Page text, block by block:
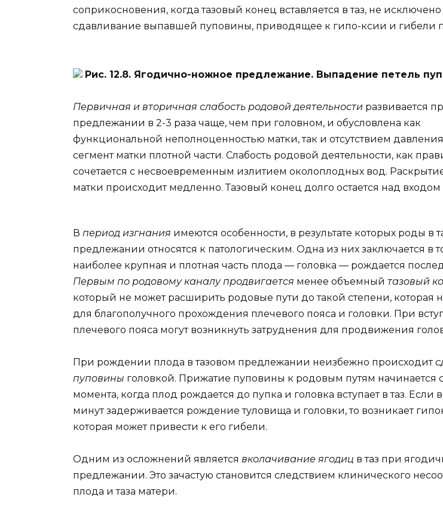
соприкосновения, когда тазовый конец вставляется в таз, не исключено
сдавливание выпавшей пуповины, приводящее к гипо-ксии и гибели
Рис. 12.8. Ягодично-ножное предлежание. Выпадение петель
Первичная и вторичная слабость родовой деятельности развивается
предлежании в 2-3 раза чаще, чем при головном, и обусловлена как
функциональной неполноценностью матки, так и отсутствием
сегмент матки плотной части. Слабость родовой деятельности, как
сочетается с несвоевременным излитием околоплодных вод.
матки происходит медленно. Тазовый конец долго остается над входом
В период изгнания имеются особенности, в результате которых роды в
предлежании относятся к патологическим. Одна из них заключается в
наиболее крупная и плотная часть плода — головка — рождается
Первым по родовому каналу продвигается менее объемный тазовый
который не может расширить родовые пути до такой степени, которая
для благополучного прохождения плечевого пояса и головки. При
плечевого пояса могут возникнуть затруднения для продвижения
При рождении плода в тазовом предлежании неизбежно происходит
пуповины головкой. Прижатие пуповины к родовым путям начинается с
момента, когда плод рождается до пупка и головка вступает в таз. Если
минут задерживается рождение туловища и головки, то возникает
которая может привести к его гибели.
Одним из осложнений является вколачивание ягодиц в таз при
предлежании. Это зачастую становится следствием клинического
плода и таза матери.